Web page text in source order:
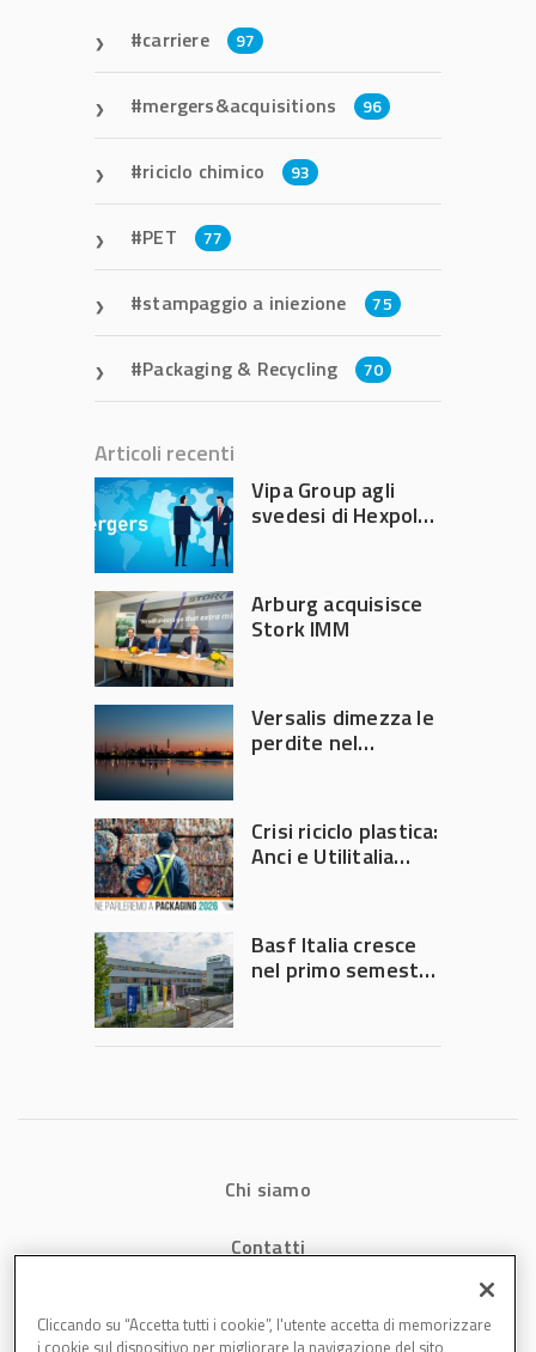
carriere 97
mergers&acquisitions 96
riciclo chimico 93
PET 77
stampaggio a iniezione 75
Packaging & Recycling 70
Articoli recenti
Vipa Group agli
svedesi di Hexpol
Arburg acquisisce
Stork IMM
Versalis dimezza le
perdite nel
Crisi riciclo plastica:
Anci e Utilitalia
Governo
Basf Italia cresce
nel primo semestre
Chi siamo
Contatti
Cliccando su “Accetta tutti i cookie”, l'utente accetta di memorizzare
i cookie sul dispositivo per migliorare la navigazione del sito,